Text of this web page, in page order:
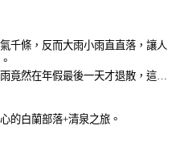
千條，反而大雨小雨直直落，讓人
竟然在年假最後一天才退散，這…
的白蘭部落+清泉之旅。